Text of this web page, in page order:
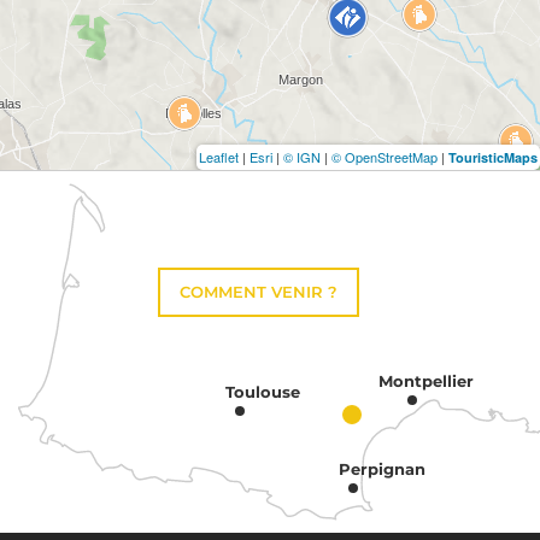
Leaflet | Esri | © IGN | © OpenStreetMap | TouristicMaps
COMMENT VENIR ?
Toulouse
Montpellier
Perpignan